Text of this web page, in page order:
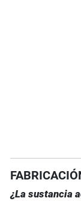
¿La sustancia